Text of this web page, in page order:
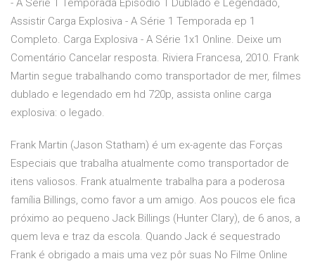
- A Série 1 Temporada Episodio 1 Dublado e Legendado,
Assistir Carga Explosiva - A Série 1 Temporada ep 1
Completo. Carga Explosiva - A Série 1x1 Online. Deixe um
Comentário Cancelar resposta. Riviera Francesa, 2010. Frank
Martin segue trabalhando como transportador de mer, filmes
dublado e legendado em hd 720p, assista online carga
explosiva: o legado.
Frank Martin (Jason Statham) é um ex-agente das Forças
Especiais que trabalha atualmente como transportador de
itens valiosos. Frank atualmente trabalha para a poderosa
família Billings, como favor a um amigo. Aos poucos ele fica
próximo ao pequeno Jack Billings (Hunter Clary), de 6 anos, a
quem leva e traz da escola. Quando Jack é sequestrado
Frank é obrigado a mais uma vez pôr suas No Filme Online